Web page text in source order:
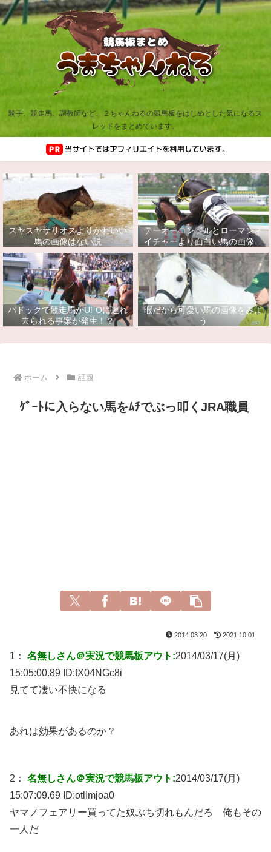
騎手、競走馬、調教師など、２ちゃんねるの競馬板をはじめとした気になるス
レッドをまとめています。
スヤスヤサリオスよりかわいい
馬の画像はない説
テーオーコンドルとローマンネ
イチャーより面白い馬の画像っ
てあるの？
パドックで競走馬がUFOに連れ
去られる事案が発生！？
暇だから可愛い馬の画像をみよ
う
ホーム 話題
ｹﾞｰﾄに入らない馬をﾑﾁでぶっ叩くJRA職員
2014.03.20 2021.10.01
1： 名無しさん＠実況で競馬板アウト:2014/03/17(月)
15:05:00.89 ID:fX04NGc8i
見てて凄い不快になる
あれは効果があるのか？
2： 名無しさん＠実況で競馬板アウト:2014/03/17(月)
15:07:09.69 ID:otlImjoa0
ヤマノフェアリー買ってた奴ぶち切れもんだろ 俺もその
一人だ